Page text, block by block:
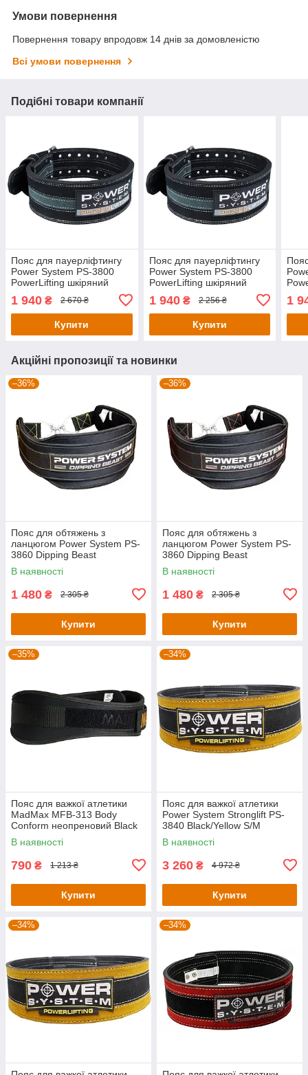
Умови повернення
Повернення товару впродовж 14 днів за домовленістю
Всі умови повернення
Подібні товари компанії
Пояс для пауерліфтингу
Power System PS-3800
PowerLifting шкіряний
1 940 ₴ 2 670 ₴
Купити
Пояс для пауерліфтингу
Power System PS-3800
PowerLifting шкіряний
1 940₴ 2 256 ₴
Купити
1
Акційні пропозиції та новинки
–36%
Пояс для обтяжень з
ланцюгом Power System PS-
3860 Dipping Beast
неопреновий Black/Yellow
В наявності
1 480 ₴ 2 305 ₴
Купити
–36%
Пояс для обтяжень з
ланцюгом Power System PS-
3860 Dipping Beast
неопреновий Black/Red
В наявності
1 480 ₴ 2 305 ₴
Купити
–35%
Пояс для важкої атлетики
MadMax MFB-313 Body
Conform неопреновий Black
XS
В наявності
790 ₴ 1 213 ₴
Купити
–34%
Пояс для важкої атлетики
Power System Stronglift PS-
3840 Black/Yellow S/M
В наявності
3 260 ₴ 4 972 ₴
Купити
–34% –34%